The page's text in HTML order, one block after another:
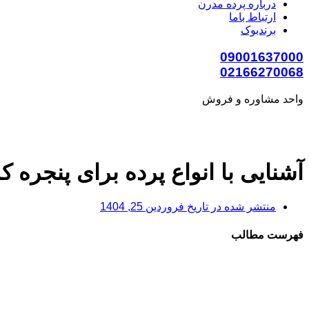
درباره پرده مدرن
ارتباط باما
برندبوک
09001637000
02166270068
واحد مشاوره و فروش
آشنایی با انواع پرده برای
منتشر شده در تاریخ فروردین 25, 1404
فهرست مطالب